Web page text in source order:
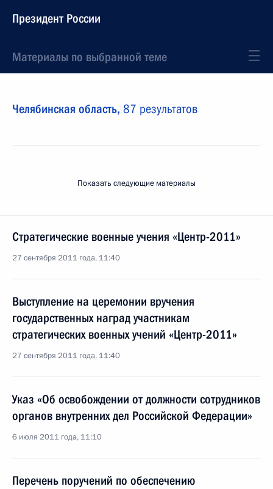
Президент России
Материалы по выбранной теме
Челябинская область, 87 результатов
Показать следующие материалы
Стратегические военные учения «Центр-2011»
27 сентября 2011 года, 11:40
Выступление на церемонии вручения
государственных наград участникам
стратегических военных учений «Центр-2011»
27 сентября 2011 года, 11:40
Указ «Об освобождении от должности сотрудников
органов внутренних дел Российской Федерации»
6 июля 2011 года, 11:10
Перечень поручений по обеспечению